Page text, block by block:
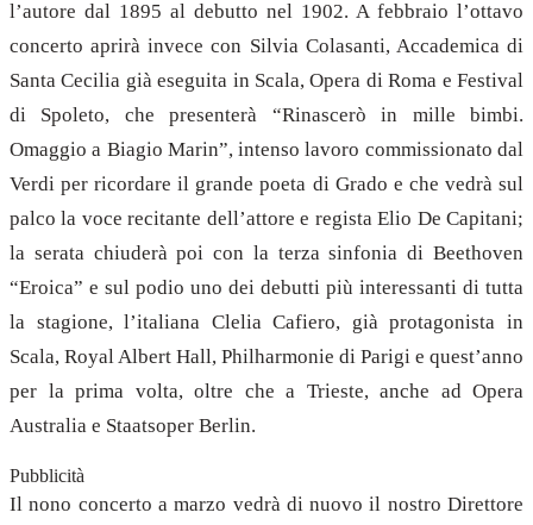
l’autore dal 1895 al debutto nel 1902. A febbraio l’ottavo
concerto aprirà invece con Silvia Colasanti, Accademica di
Santa Cecilia già eseguita in Scala, Opera di Roma e Festival
di Spoleto, che presenterà “Rinascerò in mille bimbi.
Omaggio a Biagio Marin”, intenso lavoro commissionato dal
Verdi per ricordare il grande poeta di Grado e che vedrà sul
palco la voce recitante dell’attore e regista Elio De Capitani;
la serata chiuderà poi con la terza sinfonia di Beethoven
“Eroica” e sul podio uno dei debutti più interessanti di tutta
la stagione, l’italiana Clelia Cafiero, già protagonista in
Scala, Royal Albert Hall, Philharmonie di Parigi e quest’anno
per la prima volta, oltre che a Trieste, anche ad Opera
Australia e Staatsoper Berlin.
Pubblicità
Il nono concerto a marzo vedrà di nuovo il nostro Direttore